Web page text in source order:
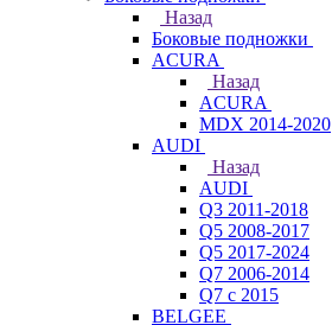
Назад
Боковые подножки
ACURA
Назад
ACURA
MDX 2014-2020
AUDI
Назад
AUDI
Q3 2011-2018
Q5 2008-2017
Q5 2017-2024
Q7 2006-2014
Q7 с 2015
BELGEE